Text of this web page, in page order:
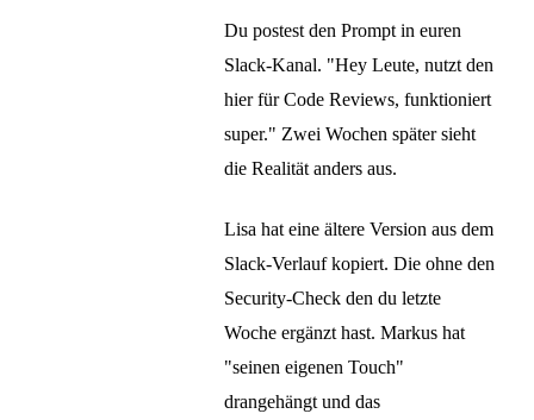
Du postest den Prompt in euren
Slack-Kanal. "Hey Leute, nutzt den
hier für Code Reviews, funktioniert
super." Zwei Wochen später sieht
die Realität anders aus.
Lisa hat eine ältere Version aus dem
Slack-Verlauf kopiert. Die ohne den
Security-Check den du letzte
Woche ergänzt hast. Markus hat
"seinen eigenen Touch"
drangehängt und das